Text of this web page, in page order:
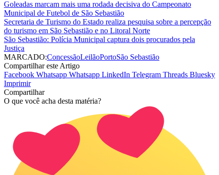
Goleadas marcam mais uma rodada decisiva do Campeonato
Municipal de Futebol de São Sebastião
Secretaria de Turismo do Estado realiza pesquisa sobre a percepção
do turismo em São Sebastião e no Litoral Norte
São Sebastião: Polícia Municipal captura dois procurados pela
Justiça
MARCADO:ConcessãoLeilãoPortoSão Sebastião
Compartilhar este Artigo
Facebook Whatsapp Whatsapp LinkedIn Telegram Threads Bluesky
Imprimir
Compartilhar
O que você acha desta matéria?